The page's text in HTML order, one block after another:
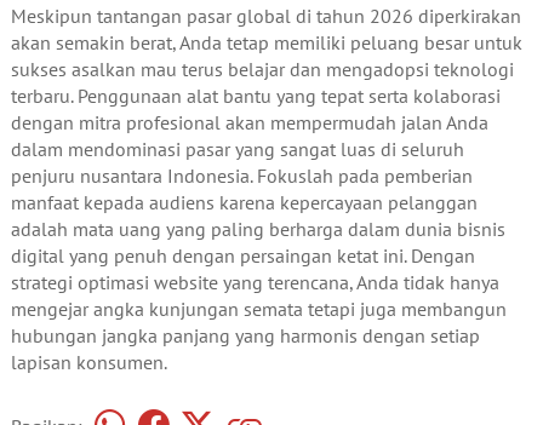
Meskipun tantangan pasar global di tahun 2026 diperkirakan
akan semakin berat, Anda tetap memiliki peluang besar untuk
sukses asalkan mau terus belajar dan mengadopsi teknologi
terbaru. Penggunaan alat bantu yang tepat serta kolaborasi
dengan mitra profesional akan mempermudah jalan Anda
dalam mendominasi pasar yang sangat luas di seluruh
penjuru nusantara Indonesia. Fokuslah pada pemberian
manfaat kepada audiens karena kepercayaan pelanggan
adalah mata uang yang paling berharga dalam dunia bisnis
digital yang penuh dengan persaingan ketat ini. Dengan
strategi optimasi website yang terencana, Anda tidak hanya
mengejar angka kunjungan semata tetapi juga membangun
hubungan jangka panjang yang harmonis dengan setiap
lapisan konsumen.